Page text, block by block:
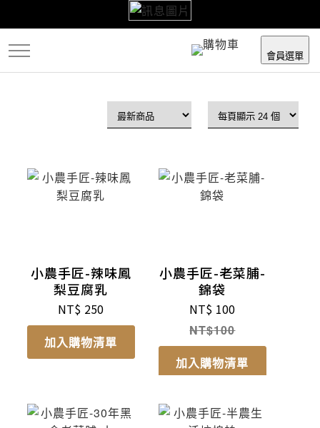
到
主
要
會員選單
小農手匠-辣味鳳
梨豆腐乳
NT$ 250
加入購物清單
小農手匠-老菜脯-
錦袋
NT$ 100
100
加入購物清單